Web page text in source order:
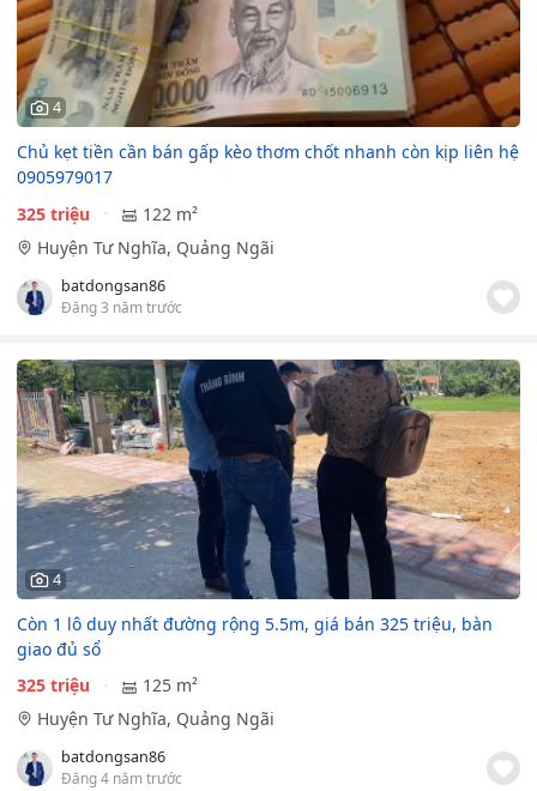
4
Chủ kẹt tiền cần bán gấp kèo thơm chốt nhanh còn kịp liên hệ
0905979017
325 triệu
122 m²
Huyện Tư Nghĩa, Quảng Ngãi
batdongsan86
Đăng 3 năm trước
4
Còn 1 lô duy nhất đường rộng 5.5m, giá bán 325 triệu, bàn
giao đủ sổ
325 triệu
125 m²
Huyện Tư Nghĩa, Quảng Ngãi
batdongsan86
Đăng 4 năm trước